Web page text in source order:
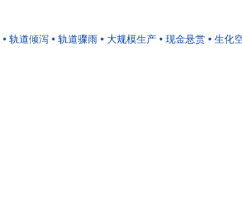
• 轨道倾泻 • 轨道骤雨 • 大规模生产 • 现金悬赏 • 生化